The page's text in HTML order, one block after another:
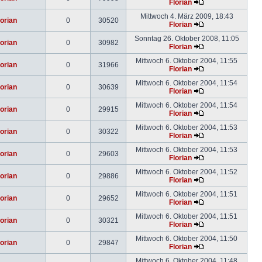
Florian
0 30520
Mittwoch 4. März 2009, 18:43
Florian
0 30982
Sonntag 26. Oktober 2008, 11:05
Florian
0 31966
Mittwoch 6. Oktober 2004, 11:55
Florian
0 30639
Mittwoch 6. Oktober 2004, 11:54
Florian
0 29915
Mittwoch 6. Oktober 2004, 11:54
Florian
0 30322
Mittwoch 6. Oktober 2004, 11:53
Florian
0 29603
Mittwoch 6. Oktober 2004, 11:53
Florian
0 29886
Mittwoch 6. Oktober 2004, 11:52
Florian
0 29652
Mittwoch 6. Oktober 2004, 11:51
Florian
0 30321
Mittwoch 6. Oktober 2004, 11:51
Florian
0 29847
Mittwoch 6. Oktober 2004, 11:50
Florian